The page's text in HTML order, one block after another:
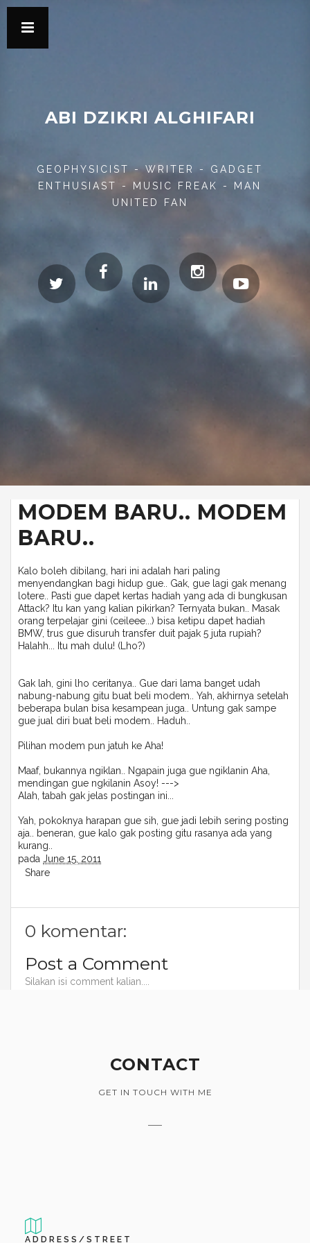
ABI DZIKRI ALGHIFARI
GEOPHYSICIST - WRITER - GADGET
ENTHUSIAST - MUSIC FREAK - MAN
UNITED FAN
MODEM BARU.. MODEM
BARU..
Kalo boleh dibilang, hari ini adalah hari paling
menyendangkan bagi hidup gue.. Gak, gue lagi gak menang
lotere.. Pasti gue dapet kertas hadiah yang ada di bungkusan
Attack? Itu kan yang kalian pikirkan? Ternyata bukan.. Masak
orang terpelajar gini (ceileee...) bisa ketipu dapet hadiah
BMW, trus gue disuruh transfer duit pajak 5 juta rupiah?
Halahh... Itu mah dulu! (Lho?)
Gak lah, gini lho ceritanya.. Gue dari lama banget udah
nabung-nabung gitu buat beli modem.. Yah, akhirnya setelah
beberapa bulan bisa kesampean juga.. Untung gak sampe
gue jual diri buat beli modem.. Haduh..
Pilihan modem pun jatuh ke Aha!
Maaf, bukannya ngiklan.. Ngapain juga gue ngiklanin Aha,
mendingan gue ngkilanin Asoy! --->
Alah, tabah gak jelas postingan ini...
Yah, pokoknya harapan gue sih, gue jadi lebih sering posting
aja.. beneran, gue kalo gak posting gitu rasanya ada yang
kurang..
pada June 15, 2011
Share
0 komentar:
Post a Comment
Silakan isi comment kalian....
CONTACT
GET IN TOUCH WITH ME
ADDRESS/STREET